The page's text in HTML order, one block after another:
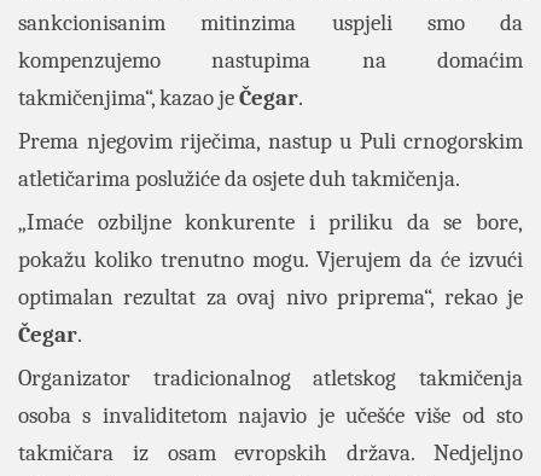
sankcionisanim mitinzima uspjeli smo da
kompenzujemo nastupima na domaćim
takmičenjima“, kazao jeČegar.
Prema njegovim riječima, nastup u Puli crnogorskim
atletičarima poslužiće da osjete duh takmičenja.
„Imaće ozbiljne konkurente i priliku da se bore,
pokažu koliko trenutno mogu. Vjerujem da će izvući
optimalan rezultat za ovaj nivo priprema“, rekao je
Čegar.
Organizator tradicionalnog atletskog takmičenja
osoba s invaliditetom najavio je učešće više od sto
takmičara iz osam evropskih država. Nedjeljno